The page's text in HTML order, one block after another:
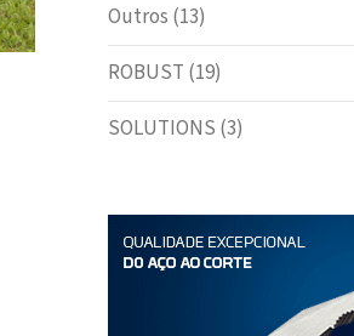
Outros (13)
ROBUST (19)
SOLUTIONS (3)